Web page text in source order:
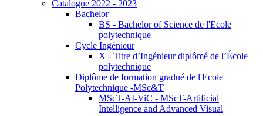
Catalogue 2022 - 2023
Bachelor
BS - Bachelor of Science de l'Ecole
polytechnique
Cycle Ingénieur
X - Titre d’Ingénieur diplômé de l’École
polytechnique
Diplôme de formation gradué de l'Ecole
Polytechnique -MSc&T
MScT-AI-ViC - MScT-Artificial
Intelligence and Advanced Visual